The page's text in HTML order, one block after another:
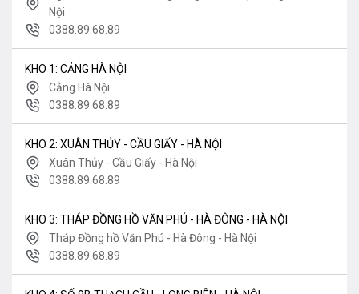
Nội
0388.89.68.89
KHO 1: CẢNG HÀ NỘI
Cảng Hà Nội
0388.89.68.89
KHO 2: XUÂN THỦY - CẦU GIẤY - HÀ NỘI
Xuân Thủy - Cầu Giấy - Hà Nội
0388.89.68.89
KHO 3: THÁP ĐỒNG HỒ VĂN PHÚ - HÀ ĐÔNG - HÀ NỘI
Tháp Đồng hồ Văn Phú - Hà Đông - Hà Nội
0388.89.68.89